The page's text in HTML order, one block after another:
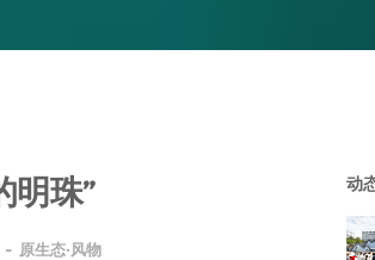
明珠”
- 原生态·风物
动